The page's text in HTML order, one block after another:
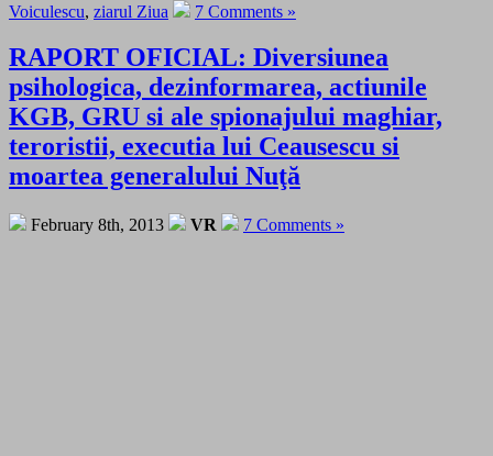
Voiculescu, ziarul Ziua 7 Comments »
RAPORT OFICIAL: Diversiunea
psihologica, dezinformarea, actiunile
KGB, GRU si ale spionajului maghiar,
teroristii, executia lui Ceausescu si
moartea generalului Nuţă
February 8th, 2013 VR 7 Comments »